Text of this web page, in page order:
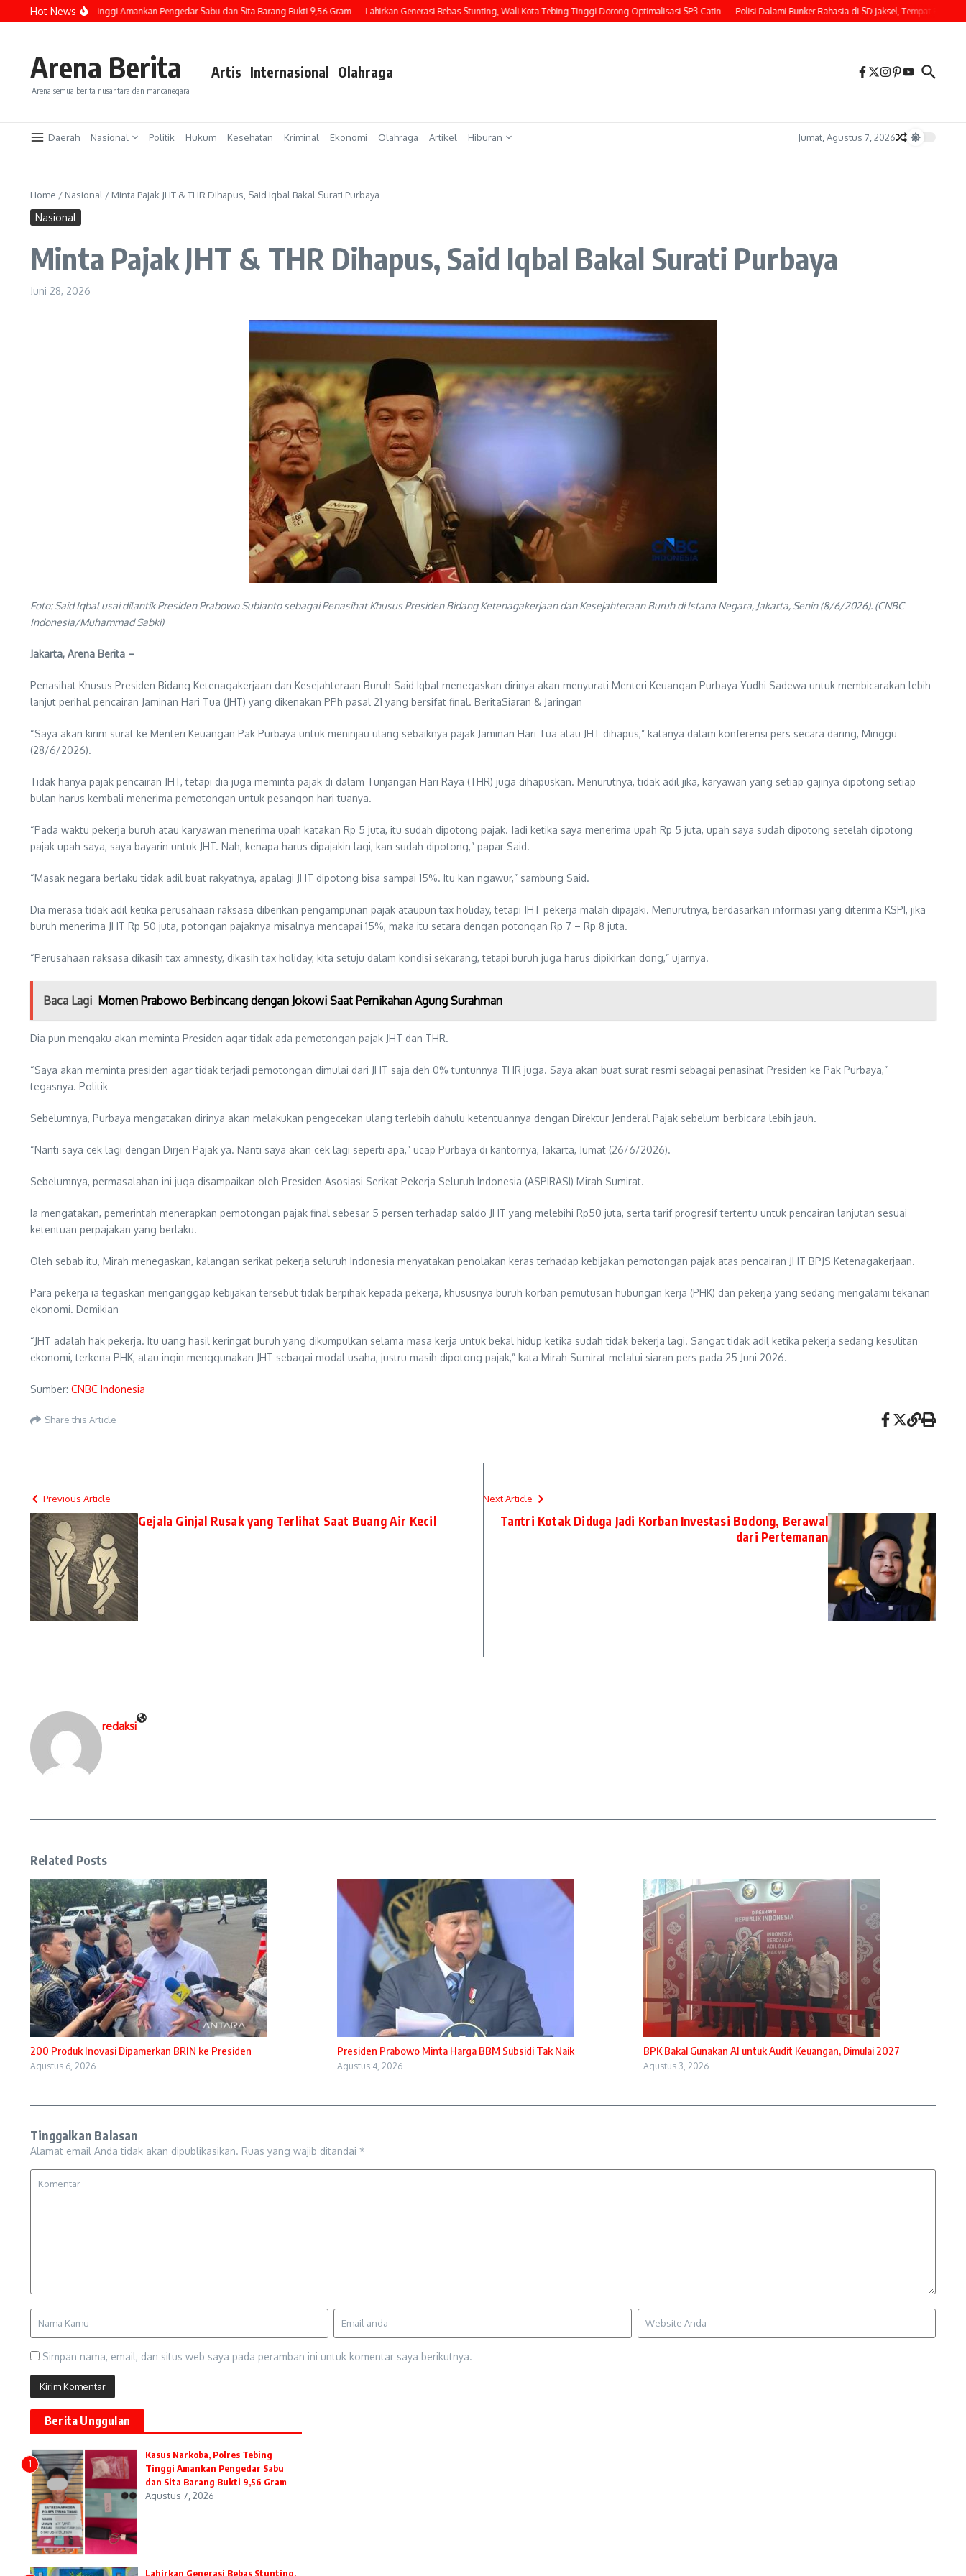
Lewati ke konten
Hot News
Polres Tebing Tinggi Amankan Pengedar Sabu dan Sita Barang Bukti 9,56 Gram Lahirkan Generasi Bebas Stunting, Wali Kota Tebing Tinggi Dorong Optimalisasi SP3 Catin Polisi Dalami Bunker Rahasia di SD Jaksel, Tempat Penemuan
Arena Berita
Arena semua berita nusantara dan mancanegara
Artis Internasional Olahraga
Daerah Nasional Politik Hukum Kesehatan Kriminal Ekonomi Olahraga Artikel Hiburan Jumat, Agustus 7, 2026
Home / Nasional / Minta Pajak JHT & THR Dihapus, Said Iqbal Bakal Surati Purbaya
Nasional
Minta Pajak JHT & THR Dihapus, Said Iqbal Bakal Surati Purbaya
Juni 28, 2026
Foto: Said Iqbal usai dilantik Presiden Prabowo Subianto sebagai Penasihat Khusus Presiden Bidang Ketenagakerjaan dan Kesejahteraan Buruh di Istana Negara, Jakarta, Senin (8/6/2026). (CNBC
Indonesia/Muhammad Sabki)
Jakarta, Arena Berita –
Penasihat Khusus Presiden Bidang Ketenagakerjaan dan Kesejahteraan Buruh Said Iqbal menegaskan dirinya akan menyurati Menteri Keuangan Purbaya Yudhi Sadewa untuk membicarakan lebih
lanjut perihal pencairan Jaminan Hari Tua (JHT) yang dikenakan PPh pasal 21 yang bersifat final. BeritaSiaran & Jaringan
“Saya akan kirim surat ke Menteri Keuangan Pak Purbaya untuk meninjau ulang sebaiknya pajak Jaminan Hari Tua atau JHT dihapus,” katanya dalam konferensi pers secara daring, Minggu
(28/6/2026).
Tidak hanya pajak pencairan JHT, tetapi dia juga meminta pajak di dalam Tunjangan Hari Raya (THR) juga dihapuskan. Menurutnya, tidak adil jika, karyawan yang setiap gajinya dipotong setiap
bulan harus kembali menerima pemotongan untuk pesangon hari tuanya.
“Pada waktu pekerja buruh atau karyawan menerima upah katakan Rp 5 juta, itu sudah dipotong pajak. Jadi ketika saya menerima upah Rp 5 juta, upah saya sudah dipotong setelah dipotong
pajak upah saya, saya bayarin untuk JHT. Nah, kenapa harus dipajakin lagi, kan sudah dipotong,” papar Said.
“Masak negara berlaku tidak adil buat rakyatnya, apalagi JHT dipotong bisa sampai 15%. Itu kan ngawur,” sambung Said.
Dia merasa tidak adil ketika perusahaan raksasa diberikan pengampunan pajak ataupun tax holiday, tetapi JHT pekerja malah dipajaki. Menurutnya, berdasarkan informasi yang diterima KSPI, jika
buruh menerima JHT Rp 50 juta, potongan pajaknya misalnya mencapai 15%, maka itu setara dengan potongan Rp 7 – Rp 8 juta.
“Perusahaan raksasa dikasih tax amnesty, dikasih tax holiday, kita setuju dalam kondisi sekarang, tetapi buruh juga harus dipikirkan dong,” ujarnya.
Baca Lagi Momen Prabowo Berbincang dengan Jokowi Saat Pernikahan Agung Surahman
Dia pun mengaku akan meminta Presiden agar tidak ada pemotongan pajak JHT dan THR.
“Saya akan meminta presiden agar tidak terjadi pemotongan dimulai dari JHT saja deh 0% tuntunnya THR juga. Saya akan buat surat resmi sebagai penasihat Presiden ke Pak Purbaya,”
tegasnya. Politik
Sebelumnya, Purbaya mengatakan dirinya akan melakukan pengecekan ulang terlebih dahulu ketentuannya dengan Direktur Jenderal Pajak sebelum berbicara lebih jauh.
“Nanti saya cek lagi dengan Dirjen Pajak ya. Nanti saya akan cek lagi seperti apa,” ucap Purbaya di kantornya, Jakarta, Jumat (26/6/2026).
Sebelumnya, permasalahan ini juga disampaikan oleh Presiden Asosiasi Serikat Pekerja Seluruh Indonesia (ASPIRASI) Mirah Sumirat.
Ia mengatakan, pemerintah menerapkan pemotongan pajak final sebesar 5 persen terhadap saldo JHT yang melebihi Rp50 juta, serta tarif progresif tertentu untuk pencairan lanjutan sesuai
ketentuan perpajakan yang berlaku.
Oleh sebab itu, Mirah menegaskan, kalangan serikat pekerja seluruh Indonesia menyatakan penolakan keras terhadap kebijakan pemotongan pajak atas pencairan JHT BPJS Ketenagakerjaan.
Para pekerja ia tegaskan menganggap kebijakan tersebut tidak berpihak kepada pekerja, khususnya buruh korban pemutusan hubungan kerja (PHK) dan pekerja yang sedang mengalami tekanan
ekonomi. Demikian
“JHT adalah hak pekerja. Itu uang hasil keringat buruh yang dikumpulkan selama masa kerja untuk bekal hidup ketika sudah tidak bekerja lagi. Sangat tidak adil ketika pekerja sedang kesulitan
ekonomi, terkena PHK, atau ingin menggunakan JHT sebagai modal usaha, justru masih dipotong pajak,” kata Mirah Sumirat melalui siaran pers pada 25 Juni 2026.
Sumber: CNBC Indonesia
Share this Article
Previous Article
Gejala Ginjal Rusak yang Terlihat Saat Buang Air Kecil
Next Article
Tantri Kotak Diduga Jadi Korban Investasi Bodong, Berawal
dari Pertemanan
redaksi
Related Posts
200 Produk Inovasi Dipamerkan BRIN ke Presiden
Agustus 6, 2026
Presiden Prabowo Minta Harga BBM Subsidi Tak Naik
Agustus 4, 2026
BPK Bakal Gunakan AI untuk Audit Keuangan, Dimulai 2027
Agustus 3, 2026
Tinggalkan Balasan
Alamat email Anda tidak akan dipublikasikan. Ruas yang wajib ditandai *
Simpan nama, email, dan situs web saya pada peramban ini untuk komentar saya berikutnya.
Berita Unggulan
1
Kasus Narkoba, Polres Tebing
Tinggi Amankan Pengedar Sabu
dan Sita Barang Bukti 9,56 Gram
Agustus 7, 2026
Lahirkan Generasi Bebas Stunting,